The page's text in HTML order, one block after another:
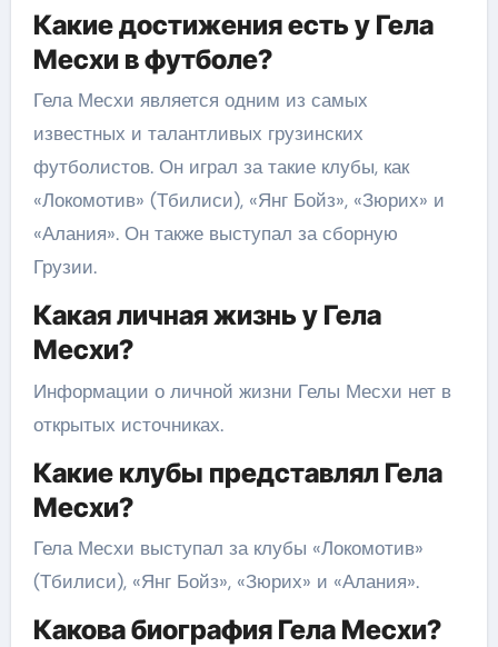
Какие достижения есть у Гела
Месхи в футболе?
Гела Месхи является одним из самых
известных и талантливых грузинских
футболистов. Он играл за такие клубы, как
«Локомотив» (Тбилиси), «Янг Бойз», «Зюрих» и
«Алания». Он также выступал за сборную
Грузии.
Какая личная жизнь у Гела
Месхи?
Информации о личной жизни Гелы Месхи нет в
открытых источниках.
Какие клубы представлял Гела
Месхи?
Гела Месхи выступал за клубы «Локомотив»
(Тбилиси), «Янг Бойз», «Зюрих» и «Алания».
Какова биография Гела Месхи?